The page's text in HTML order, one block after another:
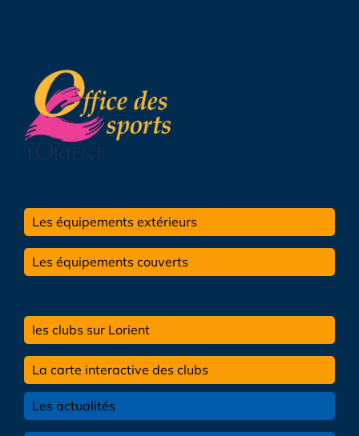
Les équipements extérieurs
Les équipements couverts
les clubs sur Lorient
La carte interactive des clubs
Les actualités